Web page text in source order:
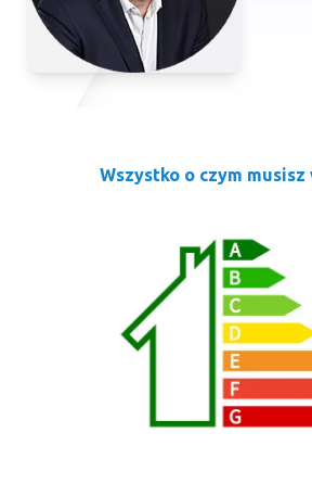
Wszystko o czym